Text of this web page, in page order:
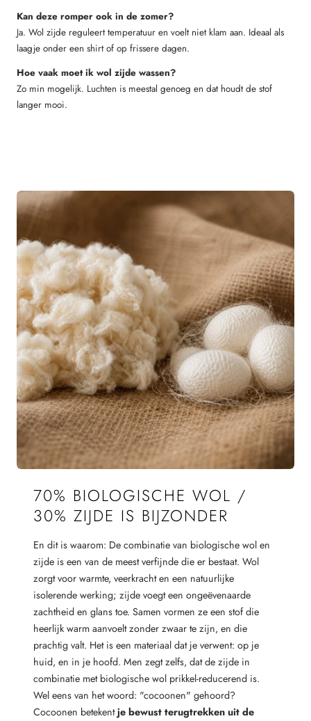
Kan deze romper ook in de zomer?
Ja. Wol zijde reguleert temperatuur en voelt niet klam aan. Ideaal als
laagje onder een shirt of op frissere dagen.
Hoe vaak moet ik wol zijde wassen?
Zo min mogelijk. Luchten is meestal genoeg en dat houdt de stof
langer mooi.
70% BIOLOGISCHE WOL /
30% ZIJDE IS BIJZONDER
En dit is waarom: De combinatie van biologische wol en
zijde is een van de meest verfijnde die er bestaat. Wol
zorgt voor warmte, veerkracht en een natuurlijke
isolerende werking; zijde voegt een ongeëvenaarde
zachtheid en glans toe. Samen vormen ze een stof die
heerlijk warm aanvoelt zonder zwaar te zijn, en die
prachtig valt. Het is een materiaal dat je verwent: op je
huid, en in je hoofd. Men zegt zelfs, dat de zijde in
combinatie met biologische wol prikkel-reducerend is.
Wel eens van het woord: "cocoonen" gehoord?
Cocoonen betekentje bewust terugtrekken uit de